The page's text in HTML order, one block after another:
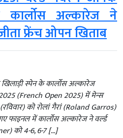
कार्लोस अल्कारेज ने
फ्रेंच ओपन खिताब
स्पेन के कार्लोस अल्कारेज
(French Open 2025) में मेन्स
को रोलां गैरां (Roland Garros)
फाइनल में कार्लोस अल्कारेज ने वर्ल्ड
को 4-6, 6-7 […]